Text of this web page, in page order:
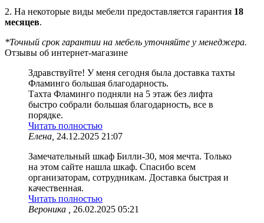
2. На некоторые виды мебели предоставляется гарантия 18
месяцев.
*Точный срок гарантии на мебель уточняйте у менеджера.
Отзывы об интернет-магазине
Здравствуйте! У меня сегодня была доставка тахты
Фламинго большая благодарность.
Тахта Фламинго подняли на 5 этаж без лифта
быстро собрали большая благодарность, все в
порядке.
Читать полностью
Елена, 24.12.2025 21:07
Замечательный шкаф Билли-30, моя мечта. Только
на этом сайте нашла шкаф. Спасибо всем
организаторам, сотрудникам. Доставка быстрая и
качественная.
Читать полностью
Вероника ,
26.02.2025 05:21